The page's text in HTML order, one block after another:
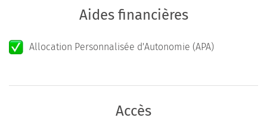
Aides financières
Allocation Personnalisée d'Autonomie (APA)
Accès